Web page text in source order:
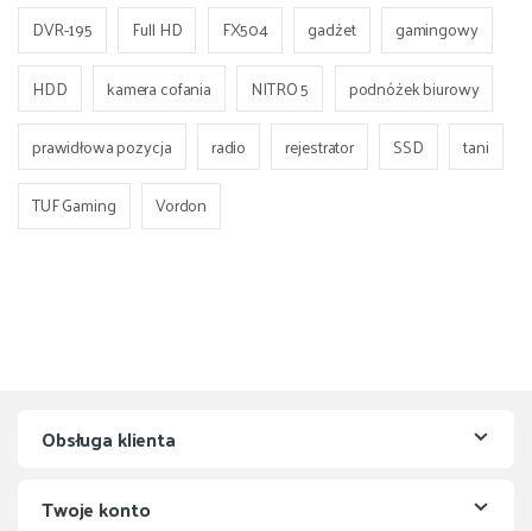
DVR-195
Full HD FX504 gadżet
gamingowy
HDD
kamera cofania NITRO 5
podnóżek biurowy
prawidłowa pozycja
radio rejestrator SSD
tani
TUF Gaming
Vordon
Obsługa klienta
Twoje konto